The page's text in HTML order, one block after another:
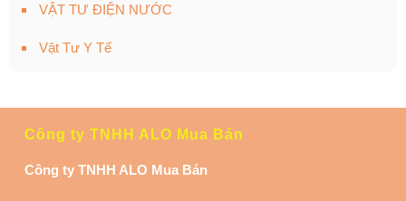
VẬT TƯ ĐIỆN NƯỚC
Vật Tư Y Tế
Công ty TNHH ALO Mua Bán
Công ty TNHH ALO Mua Bán